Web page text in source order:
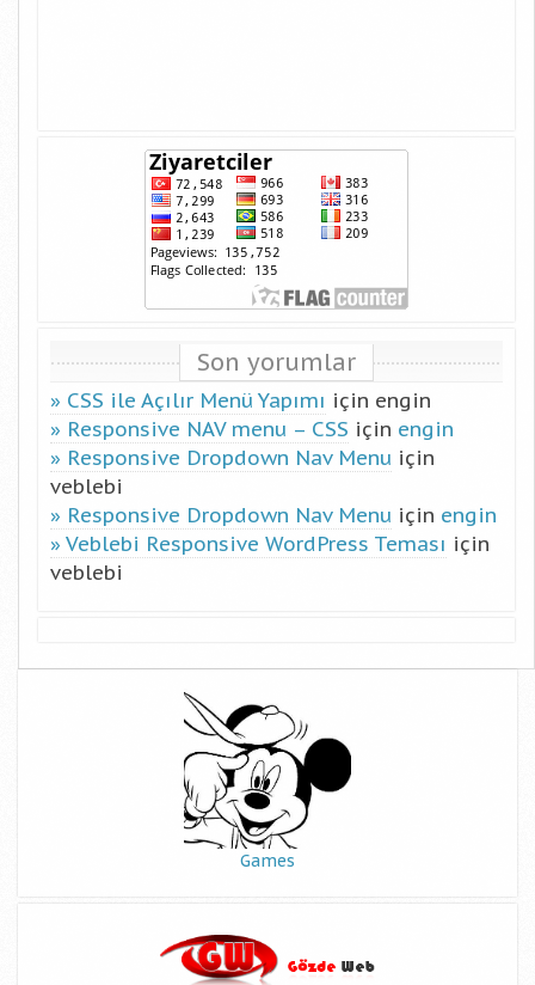
Son yorumlar
CSS ile Açılır Menü Yapımı için engin
Responsive NAV menu – CSS için engin
Responsive Dropdown Nav Menu için
veblebi
Responsive Dropdown Nav Menu için engin
Veblebi Responsive WordPress Teması için
veblebi
Games